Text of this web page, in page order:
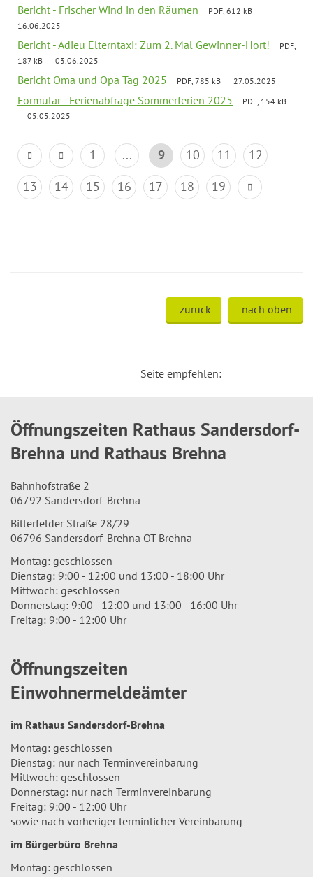
Bericht - Frischer Wind in den Räumen
PDF, 612 kB
16.06.2025
Bericht - Adieu Elterntaxi: Zum 2. Mal Gewinner-Hort!
PDF,
187 kB
03.06.2025
Bericht Oma und Opa Tag 2025 PDF, 785 kB 27.05.2025
Formular - Ferienabfrage Sommerferien 2025
PDF, 154 kB
05.05.2025
1 ... 9 10 11
12
13
14 15 16 17 18 19
zurück nach oben
Seite empfehlen:
Öffnungszeiten Rathaus Sandersdorf-
Brehna und Rathaus Brehna
Bahnhofstraße 2
06792 Sandersdorf-Brehna
Bitterfelder Straße 28/29
06796 Sandersdorf-Brehna OT Brehna
Montag: geschlossen
Dienstag: 9:00 - 12:00 und 13:00 - 18:00 Uhr
Mittwoch: geschlossen
Donnerstag: 9:00 - 12:00 und 13:00 - 16:00 Uhr
Freitag: 9:00 - 12:00 Uhr
Öffnungszeiten
Einwohnermeldeämter
im Rathaus Sandersdorf-Brehna
Montag: geschlossen
Dienstag: nur nach Terminvereinbarung
Mittwoch: geschlossen
Donnerstag: nur nach Terminvereinbarung
Freitag: 9:00 - 12:00 Uhr
sowie nach vorheriger terminlicher Vereinbarung
im Bürgerbüro Brehna
Montag: geschlossen